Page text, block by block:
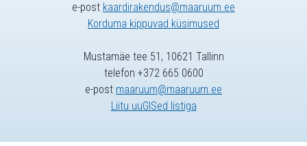
e-post kaardirakendus@maaruum.ee
Korduma kippuvad küsimused
Mustamäe tee 51, 10621 Tallinn
telefon +372 665 0600
e-post maaruum@maaruum.ee
Liitu uuGISed listiga